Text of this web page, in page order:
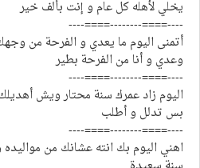
يخلي لأهله كل عام و إنت بألف خير
----====--------====----
أتمنى اليوم ما يعدي و الفرحة من
وعدي و أنا من الفرحة بطير
----====--------====----
اليوم زاد عمرك سنة محتار ويش
بس تدلل و أطلب
----====--------====----
اهني اليوم بك انته عشانك من